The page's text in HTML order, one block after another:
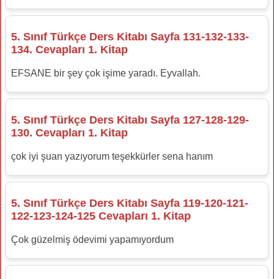
5. Sınıf Türkçe Ders Kitabı Sayfa 131-132-133-
134. Cevapları 1. Kitap
EFSANE bir şey çok işime yaradı. Eyvallah.
5. Sınıf Türkçe Ders Kitabı Sayfa 127-128-129-
130. Cevapları 1. Kitap
çok iyi şuan yazıyorum teşekkürler sena hanım
5. Sınıf Türkçe Ders Kitabı Sayfa 119-120-121-
122-123-124-125 Cevapları 1. Kitap
Çok güzelmiş ödevimi yapamıyordum